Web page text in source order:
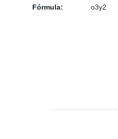
Fórmula:
o3y2